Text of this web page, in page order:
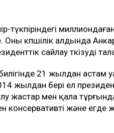
Оны көпшілік алдында
сайлау өткізуді
21 жылдан астам
жылдан бері ел
жастар мен қала
консервативті және